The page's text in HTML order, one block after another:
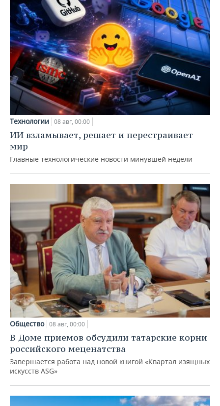
Технологии 08 авг, 00:00
ИИ взламывает, решает и перестраивает
мир
Главные технологические новости минувшей недели
Общество 08 авг, 00:00
В Доме приемов обсудили татарские корни
российского меценатства
Завершается работа над новой книгой «Квартал изящных
искусств ASG»